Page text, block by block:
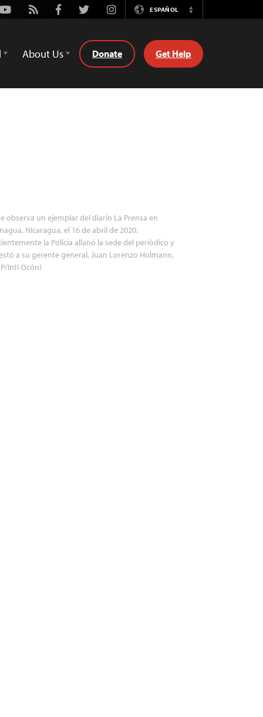
Youtube
Rss FacebookTwitterInstagramESPAÑOL
Switch
About Us Donate Get Help
observa un ejemplar del diario La Prensa en
Nicaragua, el 16 de abril de 2020.
la Policía allanó la sede del periódico y
a su gerente general, Juan Lorenzo Holmann.
Inti Ocón)